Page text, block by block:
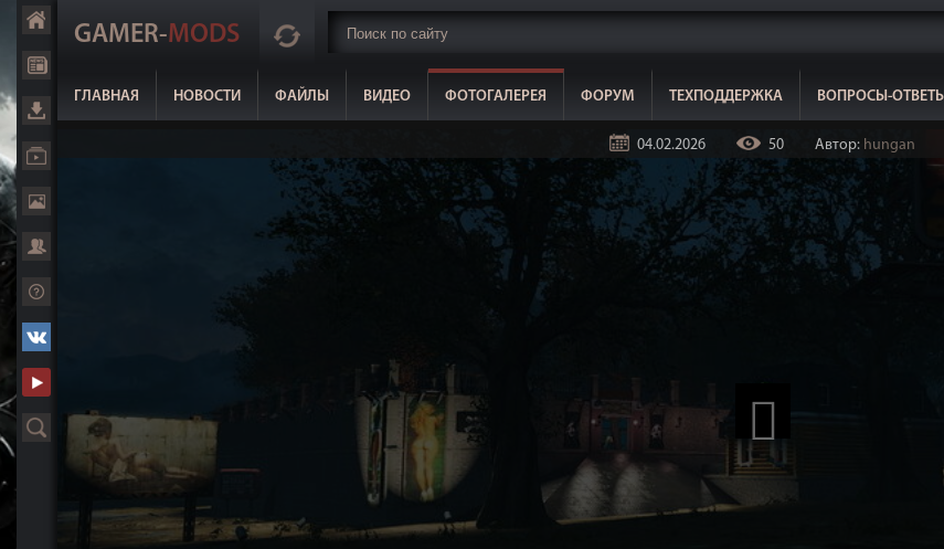
GAMER-MODS
ГЛАВНАЯ НОВОСТИ ФАЙЛЫ ВИДЕО ФОТОГАЛЕРЕЯ ФОРУМ ТЕХПОДДЕРЖКА ВОПРОСЫ-
04.02.2026 50 Автор: hungan